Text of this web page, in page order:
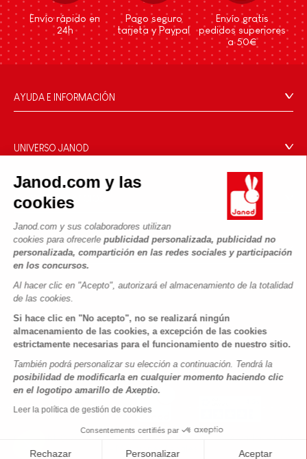
Janod.com y las
cookies
Janod.com y sus colaboradores utilizan
cookies para ofrecerlepublicidad personalizada, publicidad no
personalizada, compartición en las redes sociales y participación
en los concursos.
Al hacer clic en "Acepto", autorizará el almacenamiento de la totalidad
de las cookies.
Si hace clic en "No acepto", no se realizará ningún
almacenamiento de las cookies, a excepción de las cookies
estrictamente necesarias para el funcionamiento de nuestro sitio.
También podrá personalizar su elección a continuación. Tendrá la
posibilidad de modificarla en cualquier momento haciendo clic
en el logotipo amarillo de Axeptio.
Leer la política de gestión de cookies
Consentements certifiés par
Rechazar Personalizar Aceptar
Envío rápido en
24h
Pago seguro
tarjeta y Paypal
Envío gratis
pedidos superiores
a 50€
AYUDA E INFORMACIÓN
Preguntas más frecuentes
Tiendas
Retirada de productos
Datos personales
Cookies
Condiciones de las ofertas
Condiciones de uso #YesJanod
UNIVERSO JANOD
¿Qué es FSC®?
NUESTROS SERVICIOS
Pago seguro
Métodos de envío
Vídeos
Reglas del juego y manuales
Piezas sueltas
Actividades infantiles para descargar
PROFESIONAL
SÍGUENOS
Copyright © 2026 Janod - Todos los derechos reservados -
Menciones Legales